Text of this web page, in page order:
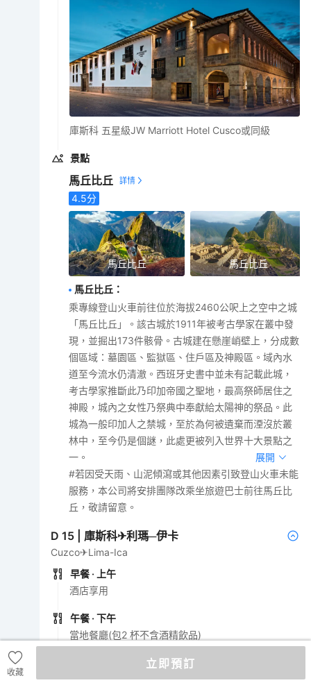
庫斯科 五星級JW Marriott Hotel Cusco或同級
景點
馬丘比丘
4.5分
馬丘比丘 馬丘比丘
馬丘比丘 ：
乘專線登山火車前往位於海拔2460公呎上之空中之城
「馬丘比丘」。該古城於1911年被考古學家在叢中發
現，並掘出173件骸骨。古城建在懸崖峭壁上，分成數
個區域：墓園區、監獄區、住戶區及神殿區。域內水
道至今流水仍清澈。西班牙史書中並未有記載此城，
考古學家推斷此乃印加帝國之聖地，最高祭師居住之
神殿，城內之女性乃祭典中奉獻給太陽神的祭品。此
城為一般印加人之禁城，至於為何被遺棄而湮沒於叢
林中，至今仍是個謎，此處更被列入世界十大景點之
一。
展開
#若因受天雨、山泥傾瀉或其他因素引致登山火車未能
服務，本公司將安排團隊改乘坐旅遊巴士前往馬丘比
丘，敬請留意。
D15 庫斯科✈利瑪─伊卡
Cuzco✈Lima-Ica
早餐 · 上午
酒店享用
午餐 · 下午
當地餐廳(包2 杯不含酒精飲品)
酒店享用(包2 杯不含酒精飲品)
收藏
立即預訂